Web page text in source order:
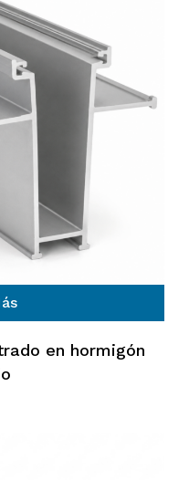
en hormigón